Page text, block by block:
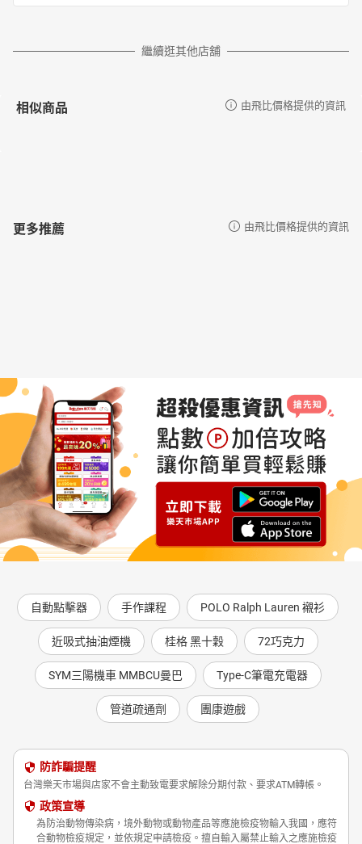
繼續逛其他店舖
相似商品 由飛比價格提供的資訊
更多推薦 由飛比價格提供的資訊
自動點擊器 手作課程 POLO Ralph Lauren 襯衫
近吸式抽油煙機 桂格 黑十穀 72巧克力
SYM三陽機車 MMBCU曼巴 Type-C筆電充電器
管道疏通劑 團康遊戲
防詐騙提醒
台灣樂天市場與店家不會主動致電要求解除分期付款、要求ATM轉帳。
政策宣導
為防治動物傳染病，境外動物或動物產品等應施檢疫物輸入我國，應符
合動物檢疫規定，並依規定申請檢疫。擅自輸入屬禁止輸入之應施檢疫